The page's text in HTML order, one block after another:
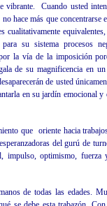
vibrante.
Cuando usted
hace más que
su sistema procesos
la vía de la imposición
de su magnificencia en
de usted
en su jardín emocional y
que oriente hacia
del gurú de
impulso, optimismo,
de todas las edades.